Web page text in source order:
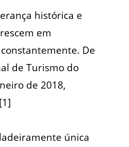
histórica e
em
De
de Turismo do
de 2018,
única